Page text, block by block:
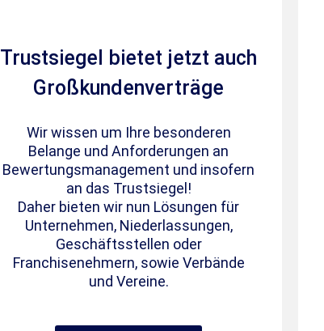
Trustsiegel bietet jetzt auch
Großkundenverträge
Wir wissen um Ihre besonderen
Belange und Anforderungen an
Bewertungsmanagement und insofern
an das Trustsiegel!
Daher bieten wir nun Lösungen für
Unternehmen, Niederlassungen,
Geschäftsstellen oder
Franchisenehmern, sowie Verbände
und Vereine.